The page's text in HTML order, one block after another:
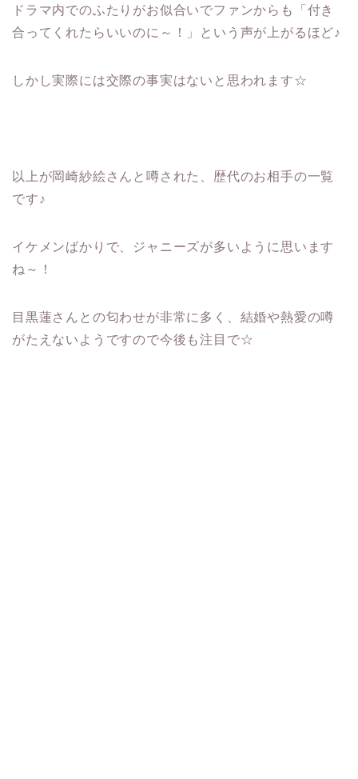
ドラマ内でのふたりがお似合いでファンからも「付き
合ってくれたらいいのに～！」という声が上がるほど♪
しかし実際には交際の事実はないと思われます☆
以上が岡崎紗絵さんと噂された、歴代のお相手の一覧
です♪
イケメンばかりで、ジャニーズが多いように思います
ね～！
目黒蓮さんとの匂わせが非常に多く、結婚や熱愛の噂
がたえないようですので今後も注目で☆